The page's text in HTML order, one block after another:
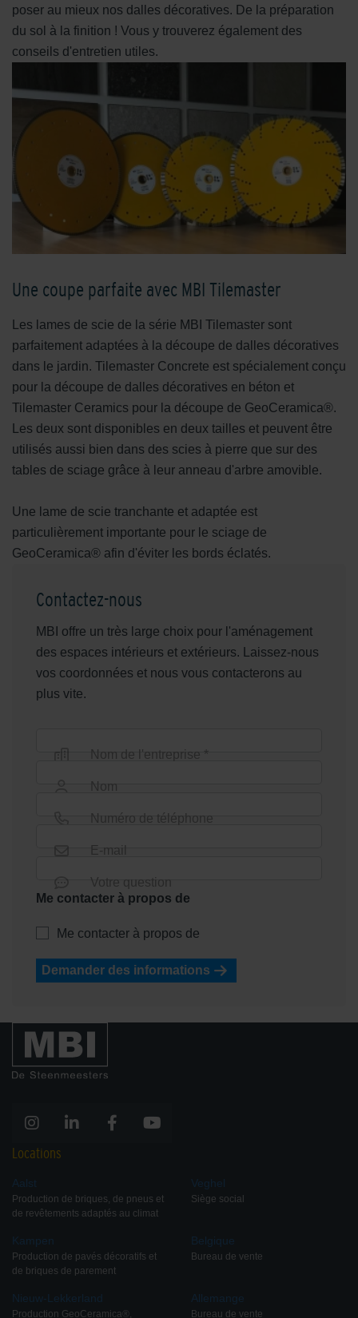
poser au mieux nos dalles décoratives. De la préparation
du sol à la finition ! Vous y trouverez également des
conseils d'entretien utiles.
Une coupe parfaite avec MBI Tilemaster
Les lames de scie de la série MBI Tilemaster sont
parfaitement adaptées à la découpe de dalles décoratives
dans le jardin. Tilemaster Concrete est spécialement conçu
pour la découpe de dalles décoratives en béton et
Tilemaster Ceramics pour la découpe de GeoCeramica®.
Les deux sont disponibles en deux tailles et peuvent être
utilisés aussi bien dans des scies à pierre que sur des
tables de sciage grâce à leur anneau d'arbre amovible.
Une lame de scie tranchante et adaptée est
particulièrement importante pour le sciage de
GeoCeramica® afin d'éviter les bords éclatés.
Contactez-nous
MBI offre un très large choix pour l'aménagement
des espaces intérieurs et extérieurs. Laissez-nous
vos coordonnées et nous vous contacterons au
plus vite.
Nom de l'entreprise *
Nom
Numéro de téléphone
E-mail
Votre question
Me contacter à propos de
Me contacter à propos de
Demander des informations
Locations
Aalst
Production de briques, de pneus et
de revêtements adaptés au climat
Kampen
Production de pavés décoratifs et
de briques de parement
Nieuw-Lekkerland
Production GeoCeramica®,
Veghel
Siège social
Belgique
Bureau de vente
Allemange
Bureau de vente